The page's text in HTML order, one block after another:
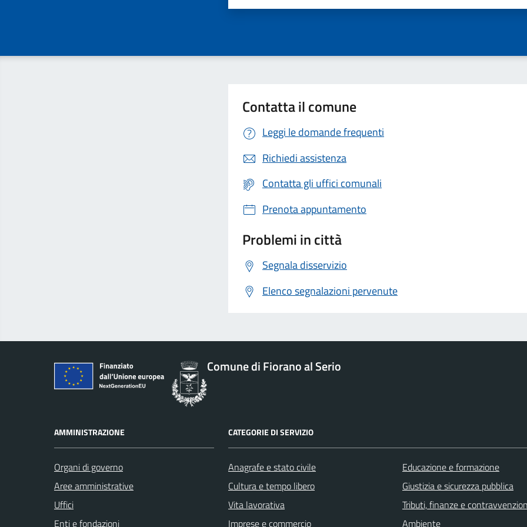
Contatta il comune
Leggi le domande frequenti
Richiedi assistenza
Contatta gli uffici comunali
Prenota appuntamento
Problemi in città
Segnala disservizio
Elenco segnalazioni pervenute
Comune di Fiorano al Serio
AMMINISTRAZIONE
Organi di governo
Aree amministrative
Uffici
Enti e fondazioni
CATEGORIE DI SERVIZIO
Anagrafe e stato civile
Cultura e tempo libero
Vita lavorativa
Imprese e commercio
Educazione e formazione
Giustizia e sicurezza pubblica
Tributi, finanze e
Ambiente